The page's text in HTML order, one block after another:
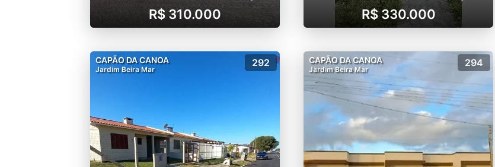
R$ 310.000 R$ 330.000
CAPÃO DA CANOA
Jardim Beira Mar
292 CAPÃO DA CANOA
Jardim Beira Mar
294